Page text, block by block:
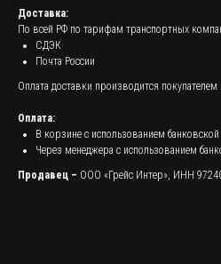
Доставка:
По всей РФ по тарифам транспортных
СДЭК
Почта России
Оплата доставки производится
Оплата:
В корзине с использованием
Через менеджера с использованием
Продавец – ООО «Грейс Интер», ИНН